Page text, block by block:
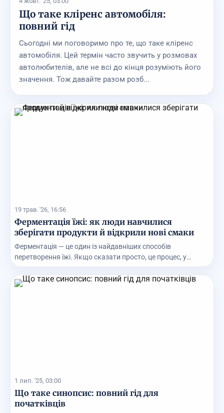
Що таке кліренс автомобіля:
повний гід
Сьогодні ми поговоримо про те, що таке кліренс
автомобіля. Цей термін часто звучить у розмовах
автолюбителів, але не всі до кінця розуміють його
значення. Тож давайте разом розб...
19 трав. '26, 16:56
Ферментація їжі: як люди навчилися
зберігати продукти й відкрили нові смаки
Ферментація — це один із найдавніших способів
перетворення їжі. Якщо сказати просто, це процес, у
1 лип. '25, 03:00
Що таке синопсис: повний гід для
початківців